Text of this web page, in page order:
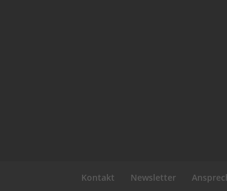
Kontakt Newsletter